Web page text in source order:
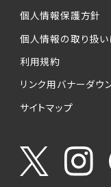
個人情報保護方針
個人情報の取り扱い
利用規約
リンク用バナーダウ
サイトマップ